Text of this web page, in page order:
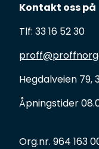
Kontakt oss på
Tlf: 33 16 52 30
Hegdalveien 79,
Åpningstider
Org.nr. 964 163